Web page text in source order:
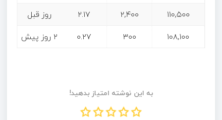
۱۱۰,۵۰۰
۲,۴۰۰ ۲.۱۷
روز قبل
۱۰۸,۱۰۰
۳۰۰ ۰.۲۷ ۲ روز پیش
به این نوشته امتیاز بدهید!